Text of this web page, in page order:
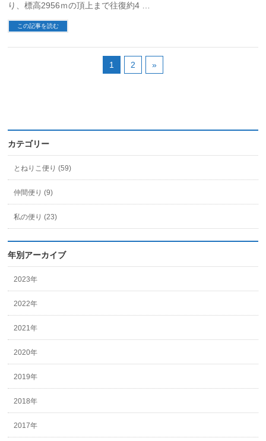
り、標高2956ｍの頂上まで往復約4 …
この記事を読む
1 2 »
カテゴリー
とねりこ便り (59)
仲間便り (9)
私の便り (23)
年別アーカイブ
2023年
2022年
2021年
2020年
2019年
2018年
2017年